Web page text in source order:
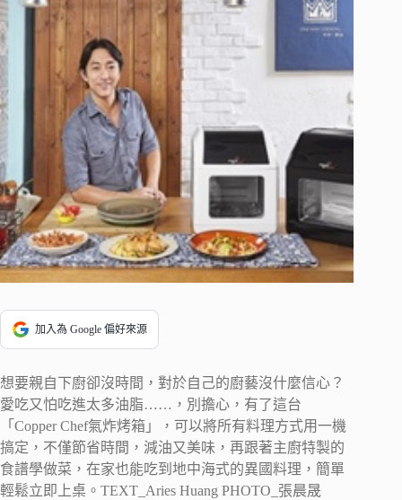
加入為 Google 偏好來源
想要親自下廚卻沒時間，對於自己的廚藝沒什麼信心？
愛吃又怕吃進太多油脂……，別擔心，有了這台
「Copper Chef氣炸烤箱」，可以將所有料理方式用一機
搞定，不僅節省時間，減油又美味，再跟著主廚特製的
食譜學做菜，在家也能吃到地中海式的異國料理，簡單
輕鬆立即上桌。TEXT_Aries Huang PHOTO_張晨晟